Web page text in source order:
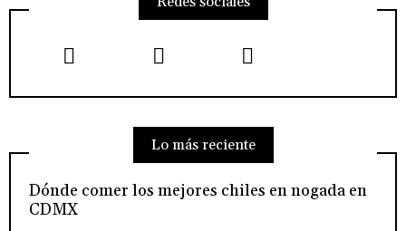
Lo más reciente
Dónde comer los mejores chiles en nogada en
CDMX